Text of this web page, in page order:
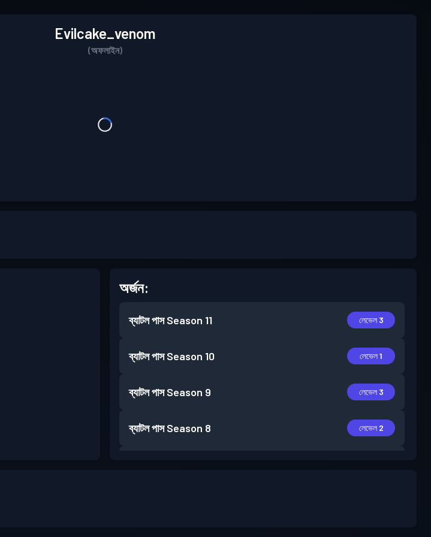
Evilcake_venom
(অফলাইন)
অর্জন:
ব্যাটল পাস Season 11 লেভেল 3
ব্যাটল পাস Season 10 লেভেল 1
ব্যাটল পাস Season 9 লেভেল 3
ব্যাটল পাস Season 8 লেভেল 2